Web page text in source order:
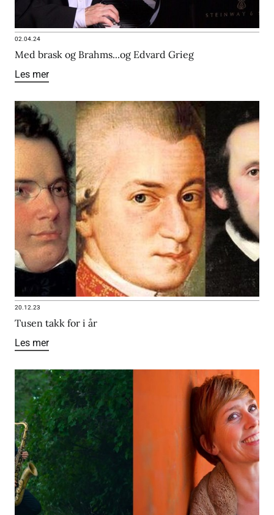
02.04.24
Med brask og Brahms...og Edvard Grieg
Les mer
20.12.23
Tusen takk for i år
Les mer